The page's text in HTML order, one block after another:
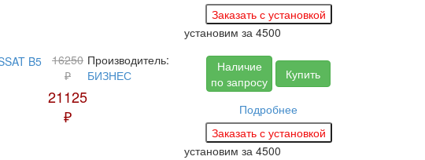
установим за 4500
16250
₽
21125
₽
Производитель:
БИЗНЕС
Наличие
по запросу
Купить
Подробнее
установим за 4500